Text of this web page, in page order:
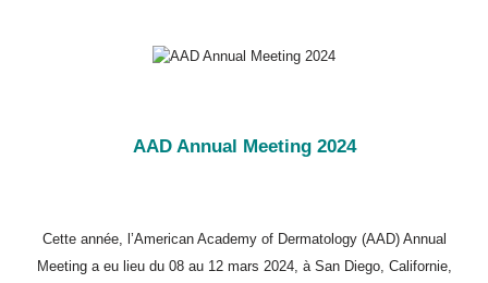
AAD Annual Meeting 2024
Cette année, l’American Academy of Dermatology (AAD) Annual
Meeting a eu lieu du 08 au 12 mars 2024, à San Diego, Californie,